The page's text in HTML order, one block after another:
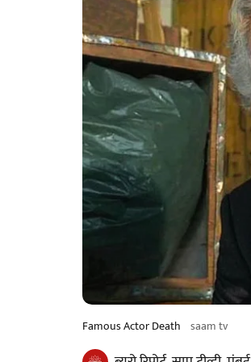
Famous Actor Death saam tv